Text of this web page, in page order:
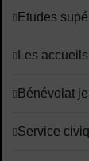
Etudes
Les
Bénévolat
Service